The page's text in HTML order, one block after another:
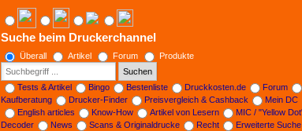
Suche beim Druckerchannel
Überall Artikel Forum
Produkte
Suchen
Tests & Artikel
Bingo Bestenliste Druckkosten.de
Forum
Kaufberatung
Drucker-Finder Preisvergleich & Cashback
Mein DC
English articles
Know-How Artikel von Lesern
MIC / "Yellow
Decoder
News Scans & Originaldrucke Recht
Erweiterte Suche